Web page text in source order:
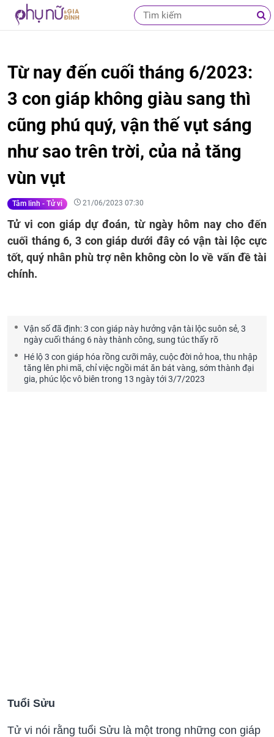
Từ nay đến cuối tháng 6/2023:
3 con giáp không giàu sang thì
cũng phú quý, vận thế vụt sáng
như sao trên trời, của nả tăng
vùn vụt
Tâm linh - Tử vi 21/06/2023 07:30
Tử vi con giáp dự đoán, từ ngày hôm nay cho đến
cuối tháng 6, 3 con giáp dưới đây có vận tài lộc cực
tốt, quý nhân phù trợ nên không còn lo về vấn đề tài
chính.
Vận số đã định: 3 con giáp này hưởng vận tài lộc suôn sẻ, 3
ngày cuối tháng 6 này thành công, sung túc thấy rõ
Hé lộ 3 con giáp hóa rồng cưỡi mây, cuộc đời nở hoa, thu nhập
tăng lên phi mã, chỉ việc ngồi mát ăn bát vàng, sớm thành đại
gia, phúc lộc vô biên trong 13 ngày tới 3/7/2023
Tuổi Sửu
Tử vi nói rằng tuổi Sửu là một trong những con giáp